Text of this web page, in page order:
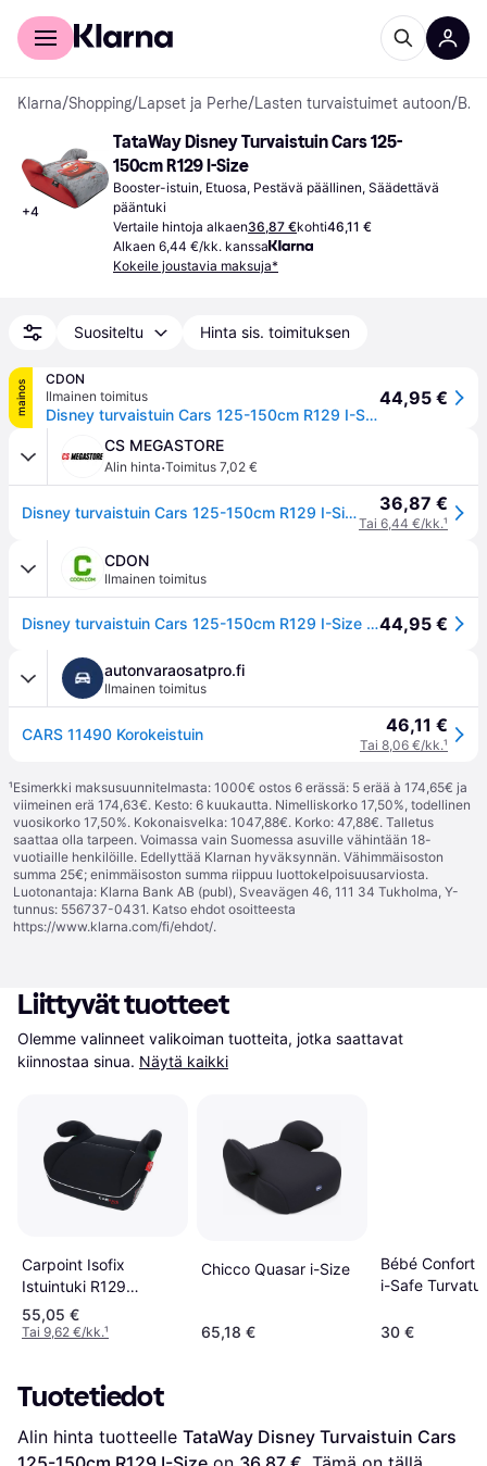
Kuluttajille
Klarna/Shopping/Lapset ja Perhe/Lasten turvaistuimet autoon/ Booster-istuimet
+4
TataWay Disney Turvaistuin Cars 125-
150cm R129 I-Size
Booster-istuin, Etuosa, Pestävä päällinen, Säädettävä
pääntuki
Vertaile hintoja alkaen36,87 €kohti46,11 €
Alkaen 6,44 €/kk. kanssa
Kokeile joustavia maksuja*
Suositeltu Hinta sis. toimituksen
mainos
CDON
Ilmainen toimitus
Disney turvaistuin Cars 125-150cm R129 I-Size I-Size
44,95 €
CS MEGASTORE
Alin hinta·Toimitus 7,02 €
Disney turvaistuin Cars 125-150cm R129 I-Size I-Size 36,87 €
Tai 6,44 €/kk.¹
CDON
Ilmainen toimitus
Disney turvaistuin Cars 125-150cm R129 I-Size I-Size44,95 €
autonvaraosatpro.fi
Ilmainen toimitus
CARS 11490 Korokeistuin 46,11 €
Tai 8,06 €/kk.¹
¹Esimerkki maksusuunnitelmasta: 1000€ ostos 6 erässä: 5 erää à 174,65€ ja
viimeinen erä 174,63€. Kesto: 6 kuukautta. Nimelliskorko 17,50%, todellinen
vuosikorko 17,50%. Kokonaisvelka: 1047,88€. Korko: 47,88€. Talletus
saattaa olla tarpeen. Voimassa vain Suomessa asuville vähintään 18-
vuotiaille henkilöille. Edellyttää Klarnan hyväksynnän. Vähimmäisoston
summa 25€; enimmäisoston summa riippuu luottokelpoisuusarviosta.
Luotonantaja: Klarna Bank AB (publ), Sveavägen 46, 111 34 Tukholma, Y-
tunnus: 556737-0431. Katso ehdot osoitteesta
https://www.klarna.com/fi/ehdot/.
Liittyvät tuotteet
Olemme valinneet valikoiman tuotteita, jotka saattavat
kiinnostaa sinua. Näytä kaikki
Carpoint Isofix
Istuintuki R129
Hyväksytty 125-150
cm
55,05 €
Tai 9,62 €/kk.¹
Chicco Quasar i-Size
65,18 €
Bébé Confort
i-Safe
30 €
Tuotetiedot
Alin hinta tuotteelle TataWay Disney Turvaistuin Cars